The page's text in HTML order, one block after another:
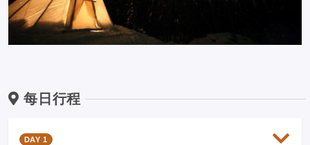
每日行程
DAY 1